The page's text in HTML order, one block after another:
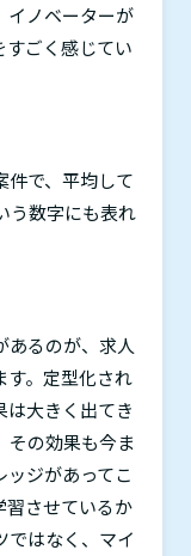
イノベーターが
すごく感じてい
件で、平均して
う数字にも表れ
あるのが、求人
す。定型化され
は大きく出てき
その効果も今ま
ジがあってこ
習させているか
ではなく、マイ